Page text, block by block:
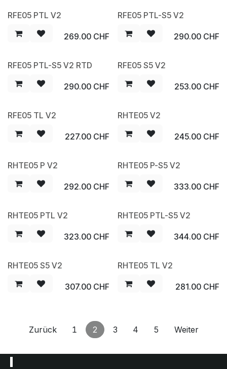
RFE05 PTL V2
269.00CHF
RFE05 PTL-S5 V2
290.00CHF
RFE05 PTL-S5 V2 RTD
290.00CHF
RFE05 S5 V2
253.00CHF
RFE05 TL V2
227.00CHF
RHTE05 V2
245.00CHF
RHTE05 P V2
292.00CHF
RHTE05 P-S5 V2
333.00CHF
RHTE05 PTL V2
323.00CHF
RHTE05 PTL-S5 V2
344.00CHF
RHTE05 S5 V2
307.00CHF
RHTE05 TL V2
281.00CHF
Zurück 1 2 3 4 5 Weiter